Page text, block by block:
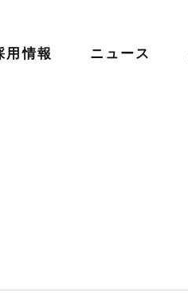
用情報 ニュース